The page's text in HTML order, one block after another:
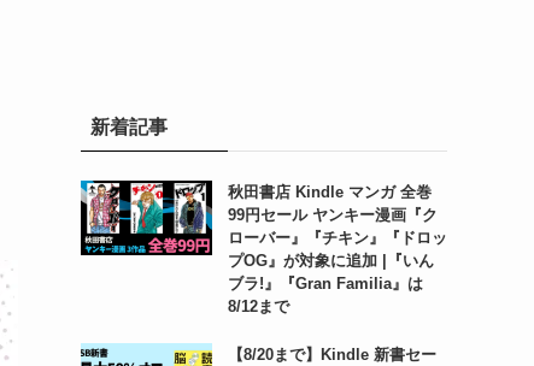
新着記事
秋田書店 Kindle マンガ 全巻
99円セール ヤンキー漫画『ク
ローバー』『チキン』『ドロッ
プOG』が対象に追加 |『いん
ブラ!』『Gran Familia』は
8/12まで
【8/20まで】Kindle 新書セー